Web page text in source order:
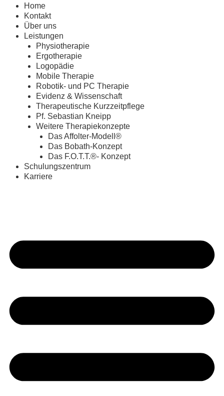
Home
Kontakt
Über uns
Leistungen
Physiotherapie
Ergotherapie
Logopädie
Mobile Therapie
Robotik- und PC Therapie
Evidenz & Wissenschaft
Therapeutische Kurzzeitpflege
Pf. Sebastian Kneipp
Weitere Therapiekonzepte
Das Affolter-Modell®
Das Bobath-Konzept
Das F.O.T.T.®- Konzept
Schulungszentrum
Karriere